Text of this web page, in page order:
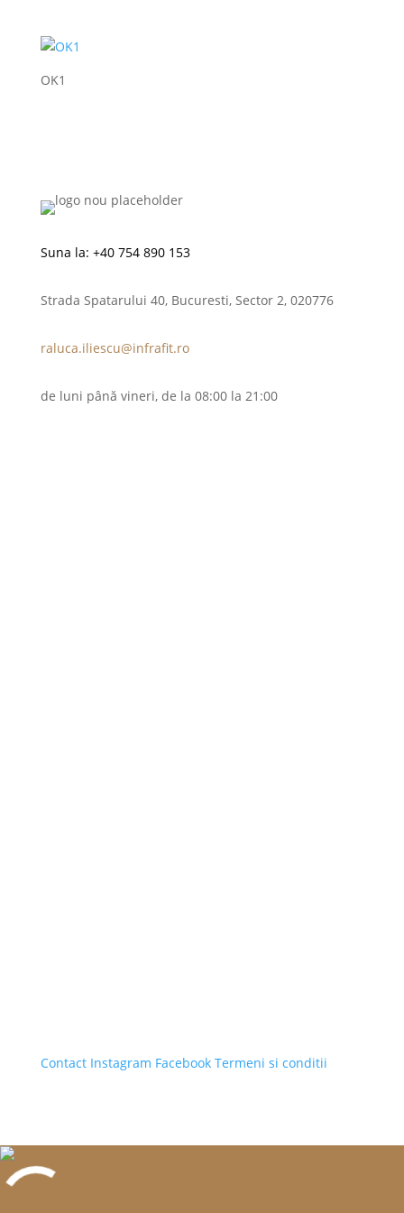
OK1
Suna la: +40 754 890 153
Strada Spatarului 40, Bucuresti, Sector 2, 020776
raluca.iliescu@infrafit.ro
de luni până vineri, de la 08:00 la 21:00
Contact Instagram Facebook Termeni si conditii